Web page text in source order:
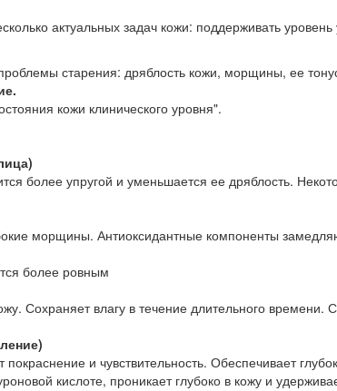
актуальных задач кожи: поддерживать
старения: дряблость кожи, морщины, ее
кожи клинического уровня".
более упругой и уменьшается ее дряблость.
морщины. Антиоксидантные компоненты
более ровным
Сохраняет влагу в течение длительного времени.
и чувствительность. Обеспечивает
кислоте, проникает глубоко в кожу и